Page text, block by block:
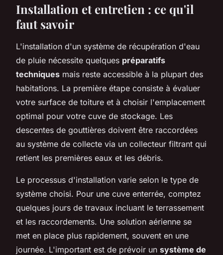
Installation et entretien : ce qu'il
faut savoir
L'installation d'un système de récupération d'eau
de pluie nécessite quelques préparatifs
techniques mais reste accessible à la plupart des
habitations. La première étape consiste à évaluer
votre surface de toiture et à choisir l'emplacement
optimal pour votre cuve de stockage. Les
descentes de gouttières doivent être raccordées
au système de collecte via un collecteur filtrant qui
retient les premières eaux et les débris.
Le processus d'installation varie selon le type de
système choisi. Pour une cuve enterrée, comptez
quelques jours de travaux incluant le terrassement
et les raccordements. Une solution aérienne se
met en place plus rapidement, souvent en une
journée. L'important est de prévoir un système de